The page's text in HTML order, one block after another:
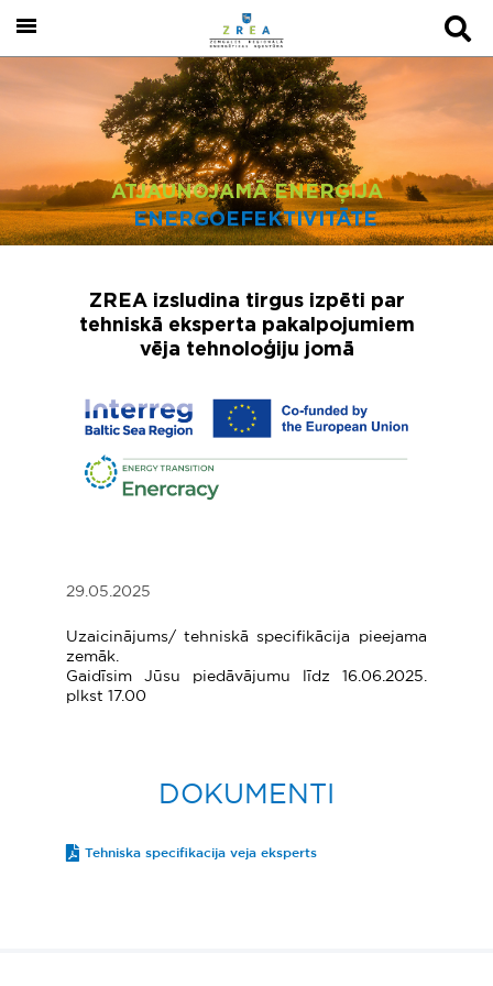
ATJAUNOJAMĀ ENERĢIJA
ENERGOEFEKTIVITĀTE
ZREA izsludina tirgus izpēti par
tehniskā eksperta pakalpojumiem
vēja tehnoloģiju jomā
29.05.2025
Uzaicinājums/ tehniskā specifikācija pieejama
zemāk.
Gaidīsim Jūsu piedāvājumu līdz 16.06.2025.
plkst 17.00
DOKUMENTI
Tehniska specifikacija veja eksperts